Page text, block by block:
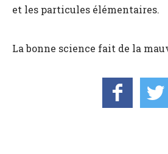
et les particules élémentaires.
La bonne science fait de la